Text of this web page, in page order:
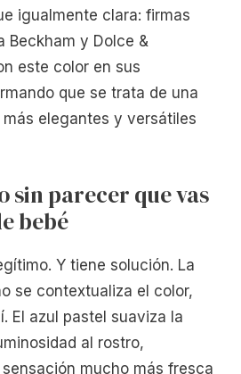
igualmente clara: firmas
Beckham y Dolce &
este color en sus
que se trata de una
elegantes y versátiles
sin parecer que vas
bebé
Y tiene solución. La
se contextualiza el color,
El azul pastel suaviza la
al rostro,
mucho más fresca